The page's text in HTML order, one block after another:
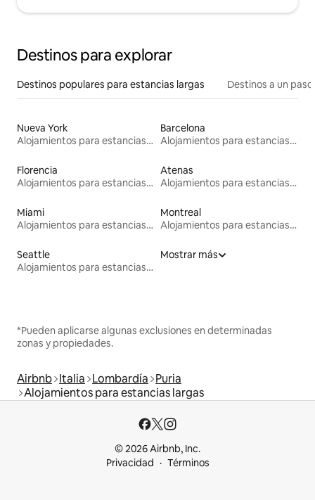
Destinos para explorar
Destinos populares para estancias largas Destinos a un
Nueva York
Alojamientos para estancias largas
Barcelona
Alojamientos para estancias largas
Florencia
Alojamientos para estancias largas
Atenas
Alojamientos para estancias largas
Miami
Alojamientos para estancias largas
Montreal
Alojamientos para estancias largas
Seattle
Alojamientos para estancias largas
Mostrar más
*Pueden aplicarse algunas exclusiones en determinadas
zonas y propiedades.
Airbnb Italia Lombardía Puria
Alojamientos para estancias largas
© 2026 Airbnb, Inc.
Privacidad
Términos